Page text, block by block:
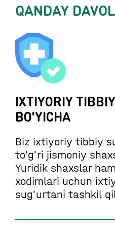
QANDAY
IXTIYORIY
BO'YICHA
Biz ixtiyoriy tibbiy
to'g'ri jismoniy
Yuridik shaxslar
xodimlari uchun
sug'urtani tashkil